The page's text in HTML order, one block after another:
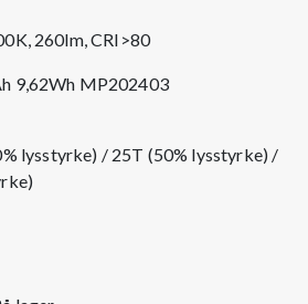
260lm, CRI>80
9,62Wh MP202403
lysstyrke) / 25T (50% lysstyrke) /